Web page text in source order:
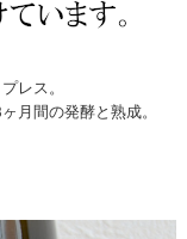
レス。
月間の発酵と熟成。